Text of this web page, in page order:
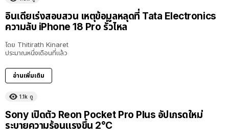
อินเดียเร่งสอบสวน เหตุข้อมูลหลุดที่ Tata Electronics
ความลับ iPhone 18 Pro รั่วไหล
โดย Thitirath Kinaret
ประมาณหนึ่งเดือนที่แล้ว
อ่านเพิ่มเติม
1.1k ดู
Sony เปิดตัว Reon Pocket Pro Plus อัปเกรดใหม่
ระบายความร้อนแรงขึ้น 2°C